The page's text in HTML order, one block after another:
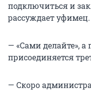
подключиться и
рассуждает уфимец.
— «Сами делайте»,
присоединяется
— Скоро